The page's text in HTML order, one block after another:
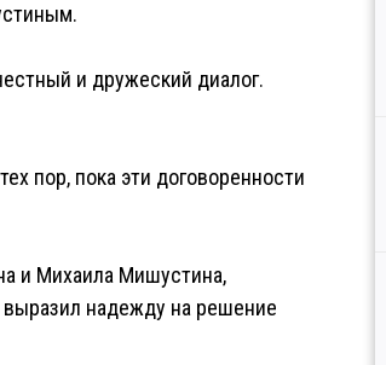
и дружеский диалог.
пор, пока эти договоренности
и Михаила Мишустина,
выразил надежду на решение